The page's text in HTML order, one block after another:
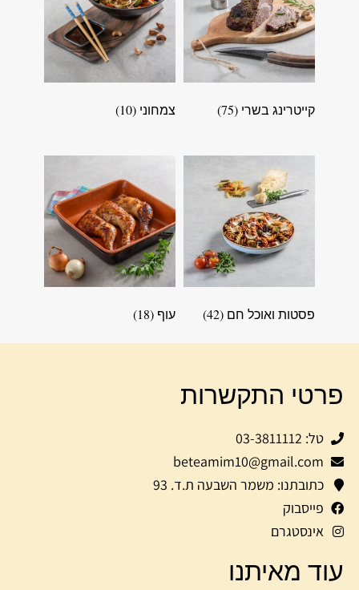
קייטרינג בשרי (75) צמחוני (10)
פסטות ואוכל חם (42) עוף (18)
פרטי התקשרות
טל: 03-3811112
beteamim10@gmail.com
כתובתנו: משמר השבעה ת.ד. 93
פייסבוק
אינסטגרם
עוד מאיתנו